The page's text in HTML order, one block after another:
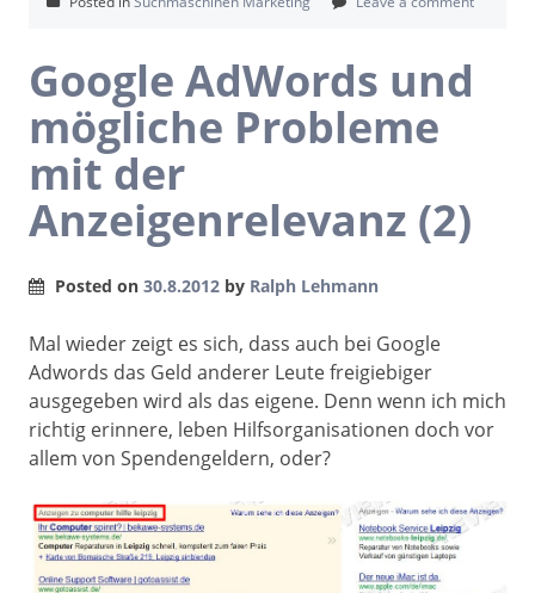
Google AdWords und
mögliche Probleme
mit der
Anzeigenrelevanz (2)
Posted on 30.8.2012 by Ralph Lehmann
Mal wieder zeigt es sich, dass auch bei Google
Adwords das Geld anderer Leute freigiebiger
ausgegeben wird als das eigene. Denn wenn ich mich
richtig erinnere, leben Hilfsorganisationen doch vor
allem von Spendengeldern, oder?